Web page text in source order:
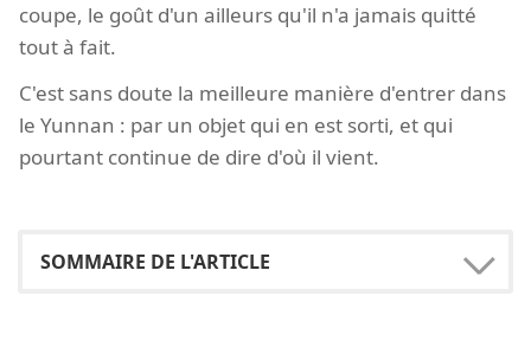
coupe, le goût d'un ailleurs qu'il n'a jamais quitté
tout à fait.
C'est sans doute la meilleure manière d'entrer dans
le Yunnan : par un objet qui en est sorti, et qui
pourtant continue de dire d'où il vient.